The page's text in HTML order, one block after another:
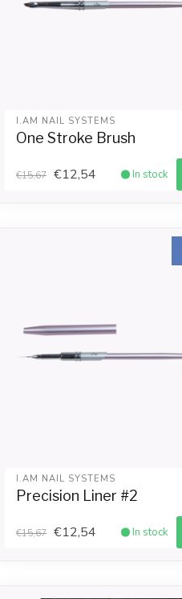
I.AM NAIL SYSTEMS
One Stroke Brush
€15,67 €12,54 In stock
I.AM NAIL SYSTEMS
Precision Liner #2
€15,67 €12,54 In stock